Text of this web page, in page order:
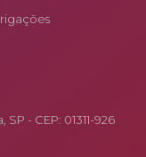
SP - CEP: 01311-926